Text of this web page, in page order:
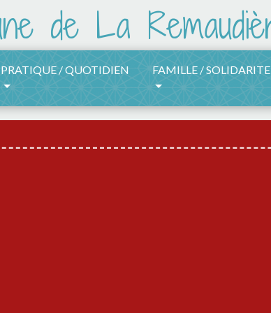
PRATIQUE / QUOTIDIEN FAMILLE / SOLIDARITE